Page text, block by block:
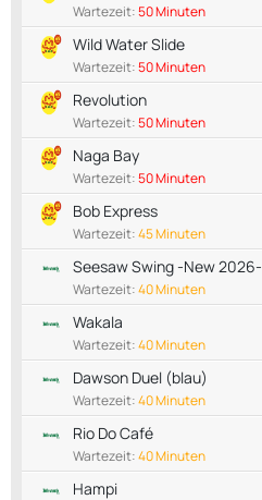
Wartezeit:50 Minuten
Wild Water Slide
Wartezeit:50 Minuten
Revolution
Wartezeit:50 Minuten
Naga Bay
Wartezeit:50 Minuten
Bob Express
Wartezeit:45 Minuten
Seesaw Swing -New 2026-
Wartezeit:40 Minuten
Wakala
Wartezeit:40 Minuten
Dawson Duel (blau)
Wartezeit:40 Minuten
Rio Do Café
Wartezeit:40 Minuten
Hampi